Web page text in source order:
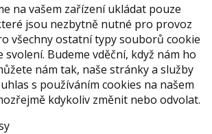
na vašem zařízení ukládat pouze
jsou nezbytně nutné pro provoz
všechny ostatní typy souborů cookie
Budeme vděční, když nám ho
nám tak, naše stránky a služby
s používáním cookies na našem
kdykoliv změnit nebo odvolat.